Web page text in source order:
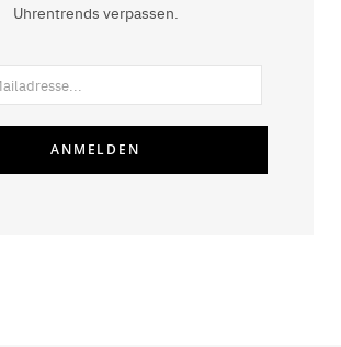
Uhrentrends verpassen.